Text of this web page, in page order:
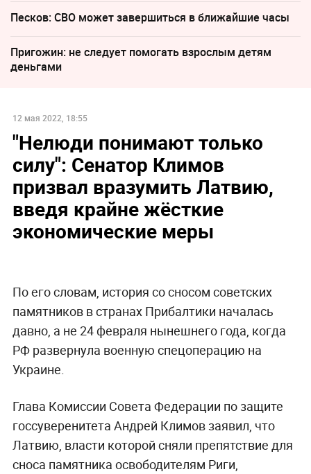
Песков: СВО может завершиться в ближайшие часы
Пригожин: не следует помогать взрослым детям
деньгами
12 мая 2022, 18:55
"Нелюди понимают только
силу": Сенатор Климов
призвал вразумить Латвию,
введя крайне жёсткие
экономические меры
По его словам, история со сносом советских
памятников в странах Прибалтики началась
давно, а не 24 февраля нынешнего года, когда
РФ развернула военную спецоперацию на
Украине.
Глава Комиссии Совета Федерации по защите
госсуверенитета Андрей Климов заявил, что
Латвию, власти которой сняли препятствие для
сноса памятника освободителям Риги,